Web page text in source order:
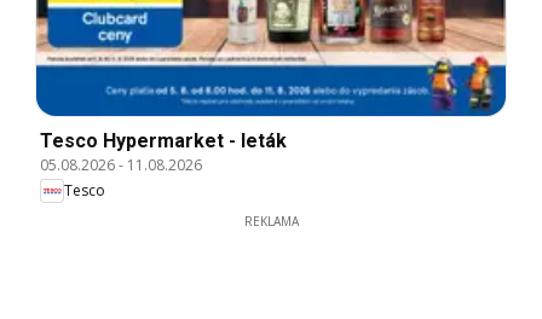
Tesco Hypermarket - leták
05.08.2026- 11.08.2026
Tesco
REKLAMA